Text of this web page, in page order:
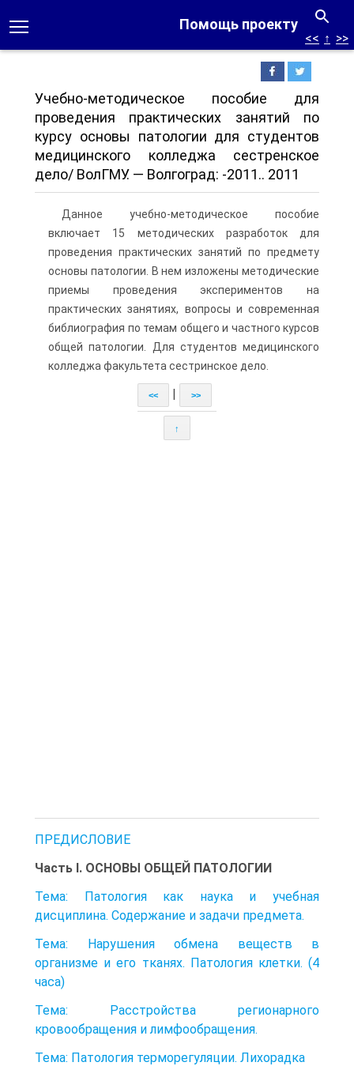
Помощь проекту
<< ↑ >>
Учебно-методическое пособие для
проведения практических занятий по
курсу основы патологии для студентов
медицинского колледжа сестренское
дело/ ВолГМУ. — Волгоград: -2011.. 2011
Данное учебно-методическое пособие
включает 15 методических разработок для
проведения практических занятий по предмету
основы патологии. В нем изложены методические
приемы проведения экспериментов на
практических занятиях, вопросы и современная
библиография по темам общего и частного курсов
общей патологии. Для студентов медицинского
колледжа факультета сестринское дело.
<< >>
↑
ПРЕДИСЛОВИЕ
Часть I. ОСНОВЫ ОБЩЕЙ ПАТОЛОГИИ
Тема: Патология как наука и учебная
дисциплина. Содержание и задачи предмета.
Тема: Нарушения обмена веществ в
организме и его тканях. Патология клетки. (4
часа)
Тема: Расстройства регионарного
кровообращения и лимфообращения.
Тема: Патология терморегуляции. Лихорадка